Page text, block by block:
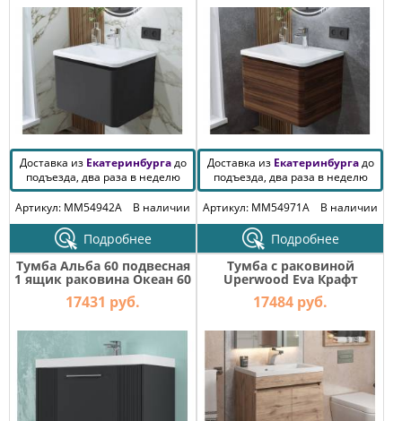
Доставка из Екатеринбургадо
подъезда, два раза в неделю
Артикул: MM54942A
В наличии
Подробнее
Доставка из Екатеринбургадо
подъезда, два раза в неделю
Артикул: MM54971A
В наличии
Подробнее
Тумба Альба 60 подвесная
1 ящик раковина Океан 60
антрацит
17431 руб.
Тумба с раковиной
Uperwood Eva Крафт
Табачный 50 см
17484 руб.